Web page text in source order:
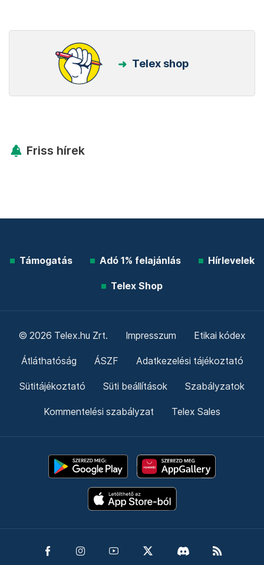
Telex shop
Friss hírek
Támogatás Adó 1% felajánlás Hírlevelek
Telex Shop
© 2026 Telex.hu Zrt. Impresszum Etikai kódex
Átláthatóság ÁSZF Adatkezelési tájékoztató
Sütitájékoztató Süti beállítások Szabályzatok
Kommentelési szabályzat Telex Sales